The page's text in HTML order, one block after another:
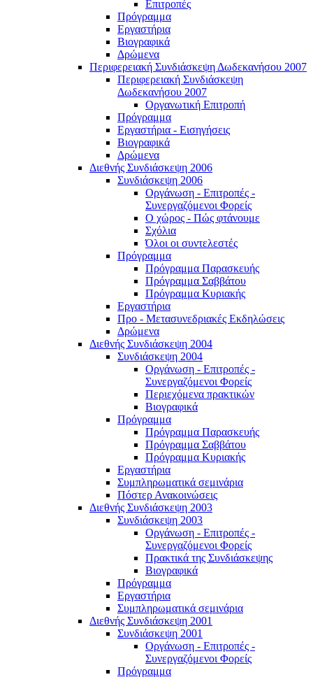
Επιτροπές
Πρόγραμμα
Εργαστήρια
Βιογραφικά
Δρώμενα
Περιφερειακή Συνδιάσκεψη Δωδεκανήσου 2007
Περιφερειακή Συνδιάσκεψη
Δωδεκανήσου 2007
Οργανωτική Επιτροπή
Πρόγραμμα
Εργαστήρια - Εισηγήσεις
Βιογραφικά
Δρώμενα
Διεθνής Συνδιάσκεψη 2006
Συνδιάσκεψη 2006
Οργάνωση - Επιτροπές -
Συνεργαζόμενοι Φορείς
Ο χώρος - Πώς φτάνουμε
Σχόλια
Όλοι οι συντελεστές
Πρόγραμμα
Πρόγραμμα Παρασκευής
Πρόγραμμα Σαββάτου
Πρόγραμμα Κυριακής
Εργαστήρια
Προ - Μετασυνεδριακές Εκδηλώσεις
Δρώμενα
Διεθνής Συνδιάσκεψη 2004
Συνδιάσκεψη 2004
Οργάνωση - Επιτροπές -
Συνεργαζόμενοι Φορείς
Περιεχόμενα πρακτικών
Βιογραφικά
Πρόγραμμα
Πρόγραμμα Παρασκευής
Πρόγραμμα Σαββάτου
Πρόγραμμα Κυριακής
Εργαστήρια
Συμπληρωματικά σεμινάρια
Πόστερ Ανακοινώσεις
Διεθνής Συνδιάσκεψη 2003
Συνδιάσκεψη 2003
Οργάνωση - Επιτροπές -
Συνεργαζόμενοι Φορείς
Πρακτικά της Συνδιάσκεψης
Βιογραφικά
Πρόγραμμα
Εργαστήρια
Συμπληρωματικά σεμινάρια
Διεθνής Συνδιάσκεψη 2001
Συνδιάσκεψη 2001
Οργάνωση - Επιτροπές -
Συνεργαζόμενοι Φορείς
Πρόγραμμα